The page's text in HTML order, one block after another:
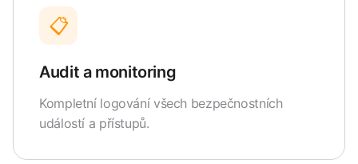
📋
Audit a monitoring
Kompletní logování všech bezpečnostních
událostí a přístupů.